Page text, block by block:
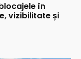
în
vizibilitate și